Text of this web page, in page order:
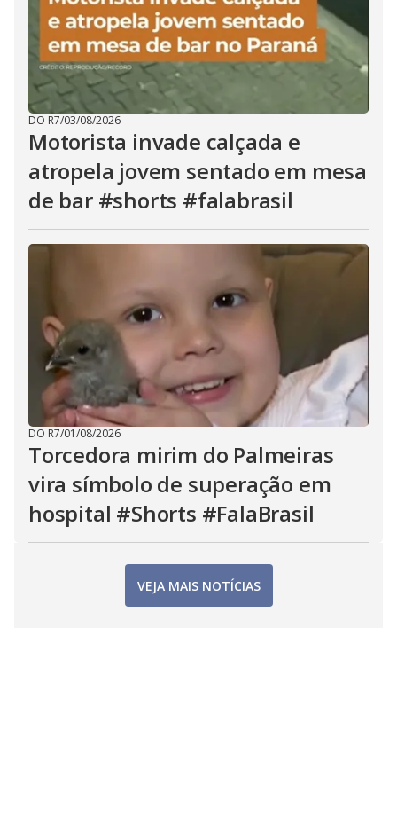
DO R7/03/08/2026
Motorista invade calçada e
atropela jovem sentado em mesa
de bar #shorts #falabrasil
DO R7/01/08/2026
Torcedora mirim do Palmeiras
vira símbolo de superação em
hospital #Shorts #FalaBrasil
VEJA MAIS NOTÍCIAS